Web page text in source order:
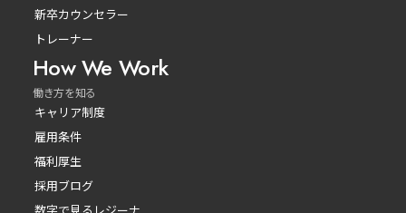
新卒カウンセラー
トレーナー
How We Work
働き方を知る
キャリア制度
雇用条件
福利厚生
採用ブログ